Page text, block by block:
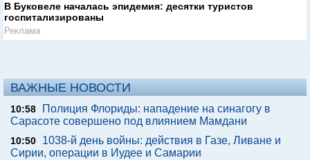
В Буковеле началась эпидемия: десятки туристов
госпитализированы
Реклама
ВАЖНЫЕ НОВОСТИ
10:58
Полиция Флориды: нападение на синагогу в
Сарасоте совершено под влиянием Мамдани
10:50
1038-й день войны: действия в Газе, Ливане и
Сирии, операции в Иудее и Самарии